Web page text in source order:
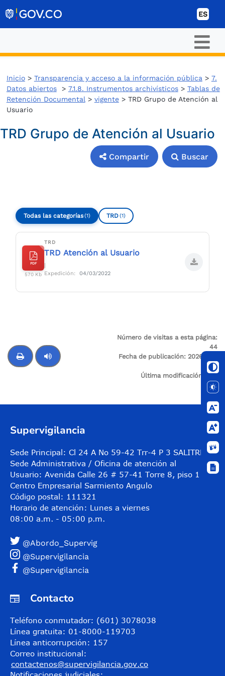
ES
Inicio> Transparencia y acceso a la información pública > 7.
Datos abiertos> 7.1.8. Instrumentos archivísticos> Tablas de
Retención Documental > vigente> TRD Grupo de Atención al
Usuario
TRD Grupo de Atención al Usuario
Compartir Buscar
Todas las categorías(1) TRD(1)
PDF
570 Kb
TRD
TRD Atención al Usuario
|
Expedición: 04/03/2022
Número de visitas a esta página:
44
Fecha de publicación: 2026-02-
26
Última modificación:
N/A
Supervigilancia
Sede Principal: Cl 24 A No 59-42 Trr-4 P 3 SALITRE
Sede Administrativa / Oficina de atención al
Usuario: Avenida Calle 26 # 57-41 Torre 8, piso 11
Centro Empresarial Sarmiento Angulo
Código postal: 111321
Horario de atención: Lunes a viernes
08:00 a.m. - 05:00 p.m.
@Abordo_Supervig
@Supervigilancia
@Supervigilancia
Contacto
Teléfono conmutador: (601) 3078038
Línea gratuita: 01-8000-119703
Línea anticorrupción: 157
Correo institucional:
contactenos@supervigilancia.gov.co